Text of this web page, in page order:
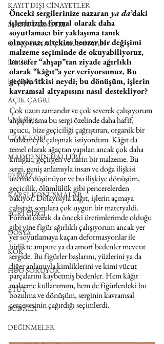
KAYIT DIŞI CİNAYETLER
MAMUT LIMITED
GENÇ SANATÇILAR DOSYASI
İZMİR
FRANÇAIS
AÇIK ÇAĞRI
Uzak Köşe
UZAK KÖŞE
MADDENİN HALLERİ
PERVAZ
KARŞI-KONUŞMALAR
EĞRİ ÇİZGİ
DOSYA
KÖK
HUO SORUYOR
ETÜT
BUDALA
DEĞİNMELER
Önceki sergilerinize nazaran ya da’daki
işlerinizde formal olarak daha
soyutlamacı bir yaklaşıma tanık
oluyoruz; nitekim benzer bir değişimi
malzeme seçiminde de okuyabiliyoruz,
bu sefer “ahşap”tan ziyade ağırlıklı
olarak “kâğıt”a yer veriyorsunuz. Bu
geçişin itkisi neydi; bu dönüşüm, işlerin
kavramsal altyapısını nasıl destekliyor?
Çok uzun zamandır ve çok severek çalışıyorum
ahşapla, ama bu sergi özelinde daha hafif,
uçucu, bize geçiciliği çağrıştıran, organik bir
malzemeyle çalışmak istiyordum. Kâğıt da
temel olarak ağaçtan yapılan ancak çok daha
kırılgan, geçirgen ve narin bir malzeme. Bu
sergi, geniş anlamıyla insan ve doğa ilişkisi
üzerine düşünüyor ve bu ilişkiye dönüşüm,
geçicilik, ölümlülük gibi pencerelerden
bakıyor. Dolayısıyla kâğıt, işlerin açmaya
çalıştığı sorulara çok uygun bir materyaldi.
Formal olarak da önceki üretimlerimde olduğu
gibi yine figür ağırlıklı çalışıyorum ancak yer
yer soyutlamaya kaçan deformasyonlar ile
birlikte ampute ya da amorf bedenler mevcut
sergide. Bu figürler başlarını, yüzlerini ya da
diğer anlamıyla kimliklerini ve kimi vücut
parçalarını kaybetmiş bedenler. Hem kâğıt
malzeme kullanımım, hem de figürlerdeki bu
bozulma ve dönüşüm, serginin kavramsal
çerçevesinin çağırdığı seçimlerdi.